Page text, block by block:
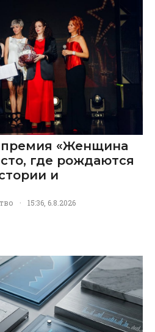
премия «Женщина
где рождаются
и
· 15:36, 6.8.2026